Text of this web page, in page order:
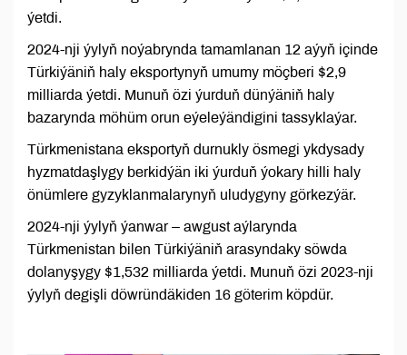
ýetdi.
2024-nji ýylyň noýabrynda tamamlanan 12 aýyň içinde
Türkiýäniň haly eksportynyň umumy möçberi $2,9
milliarda ýetdi. Munuň özi ýurduň dünýäniň haly
bazarynda möhüm orun eýeleýändigini tassyklaýar.
Türkmenistana eksportyň durnukly ösmegi ykdysady
hyzmatdaşlygy berkidýän iki ýurduň ýokary hilli haly
önümlere gyzyklanmalarynyň uludygyny görkezýär.
2024-nji ýylyň ýanwar – awgust aýlarynda
Türkmenistan bilen Türkiýäniň arasyndaky söwda
dolanyşygy $1,532 milliarda ýetdi. Munuň özi 2023-nji
ýylyň degişli döwründäkiden 16 göterim köpdür.